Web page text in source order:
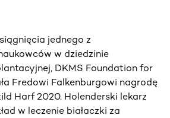
jednego z
w dziedzinie
DKMS Foundation for
Fredowi Falkenburgowi nagrodę
Harf 2020. Holenderski lekarz
w leczenie białaczki za